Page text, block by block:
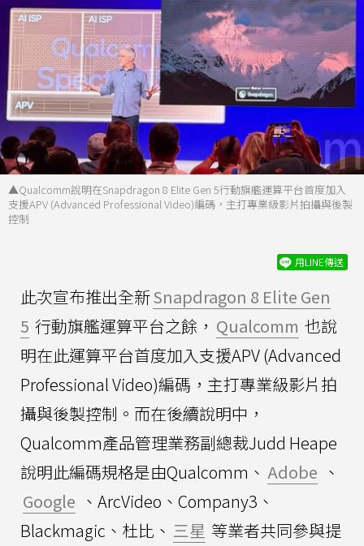
▲Qualcomm說明在Snapdragon 8 Elite Gen 5行動旗艦運算平台首度加入
支援APV (Advanced Professional Video)編碼，主打專業級影片拍攝與後製
控制
用LINE傳送
此次宣布推出全新Snapdragon 8 Elite Gen
5 行動旗艦運算平台之餘， Qualcomm 也說
明在此運算平台首度加入支援APV (Advanced
Professional Video)編碼，主打專業級影片拍
攝與後製控制。而在後續說明中，
Qualcomm產品管理業務副總裁Judd Heape
說明此編碼規格是由Qualcomm、 Adobe 、
Google 、ArcVideo、Company3、
Blackmagic、杜比、 三星 等業者共同參與提